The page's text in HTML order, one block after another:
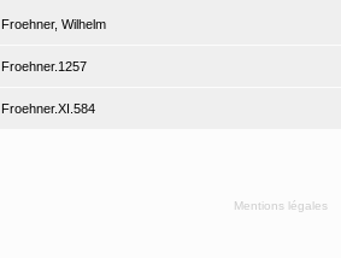
Froehner, Wilhelm
Froehner.1257
Froehner.XI.584
Mentions légales